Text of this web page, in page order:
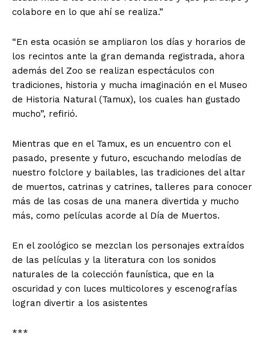
colabore en lo que ahí se realiza.”
“En esta ocasión se ampliaron los días y horarios de
los recintos ante la gran demanda registrada, ahora
además del Zoo se realizan espectáculos con
tradiciones, historia y mucha imaginación en el Museo
de Historia Natural (Tamux), los cuales han gustado
mucho”, refirió.
Mientras que en el Tamux, es un encuentro con el
pasado, presente y futuro, escuchando melodías de
nuestro folclore y bailables, las tradiciones del altar
de muertos, catrinas y catrines, talleres para conocer
más de las cosas de una manera divertida y mucho
más, como películas acorde al Día de Muertos.
En el zoológico se mezclan los personajes extraídos
de las películas y la literatura con los sonidos
naturales de la colección faunística, que en la
oscuridad y con luces multicolores y escenografías
logran divertir a los asistentes
***